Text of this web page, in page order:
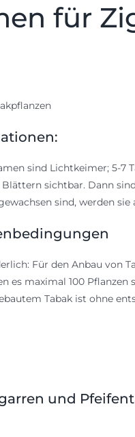
für
sind Lichtkeimer; 5-
sichtbar. Dann
sind, werden sie
Für den Anbau von
es maximal 100 Pflanzen
Tabak ist ohne
und